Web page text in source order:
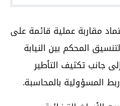
مقاربة عملية قائمة على
المحكم بين النيابة
جانب تكثيف التأطير
المسؤولية بالمحاسبة.